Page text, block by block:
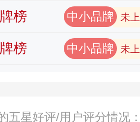
榜 中小品牌 未
榜 中小品牌 未
五星好评/用户评分情况